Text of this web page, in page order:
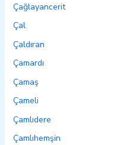
Çağlayancerit
Çal
Çaldıran
Çamardı
Çamaş
Çameli
Çamlıdere
Çamlıhemşin